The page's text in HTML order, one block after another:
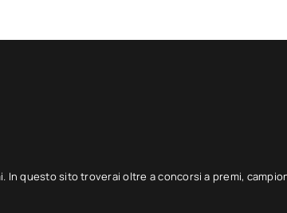
questo sito troverai oltre a concorsi a premi,